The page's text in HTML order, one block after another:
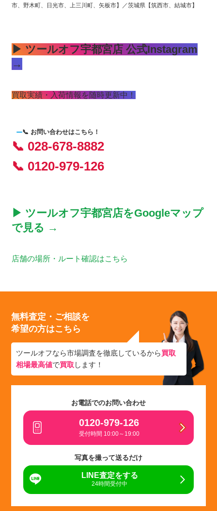
市、野木町、日光市、上三川町、矢板市】／茨城県【筑西市、結城市】
▶ ツールオフ宇都宮店 公式Instagram
→
買取実績・入荷情報を随時更新中！
📞 お問い合わせはこちら！
📞 028-678-8882
📞 0120-979-126
▶ ツールオフ宇都宮店をGoogleマップ
で見る →
店舗の場所・ルート確認はこちら
無料査定・ご相談を
希望の方はこちら
ツールオフなら市場調査を徹底しているから買取
相場最高値で買取 します！
お電話でのお問い合わせ
0120-979-126
受付時間 10:00～19:00
写真を撮って送るだけ
LINE査定をする
24時間受付中